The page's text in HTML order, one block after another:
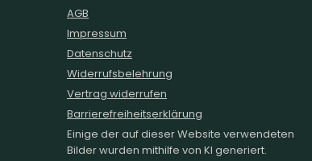
11000 Carcassonne, FRANCE
AGB
Impressum
Datenschutz
Widerrufsbelehrung
Vertrag widerrufen
Barrierefreiheitserklärung
Einige der auf dieser Website verwendeten
Bilder wurden mithilfe von KI generiert.